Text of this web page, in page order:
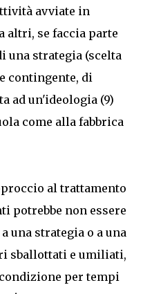
avviate in
altri, se faccia parte
una strategia (scelta
contingente, di
ad un'ideologia (9)
come alla fabbrica
al trattamento
potrebbe non essere
una strategia o a una
sballottati e umiliati,
per tempi